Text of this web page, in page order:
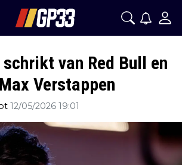
van Red Bull en
Verstappen
12/05/2026 19:01